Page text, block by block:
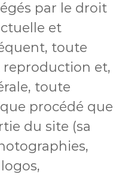
par le droit
et
toute
et,
toute
procédé que
du site (sa